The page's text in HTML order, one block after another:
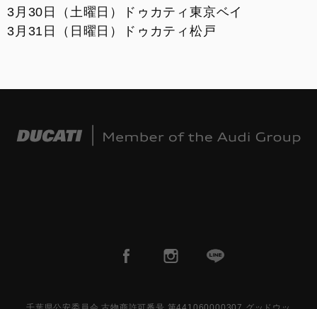
3月30日（土曜日）ドゥカティ東京ベイ
3月31日（日曜日）ドゥカティ松戸